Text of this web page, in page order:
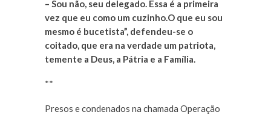
– Sou não, seu delegado. Essa é a primeira
vez que eu como um cuzinho.O que eu sou
mesmo é bucetista”, defendeu-se o
coitado, que era na verdade um patriota,
temente a Deus, a Pátria e a Família.
**
Presos e condenados na chamada Operação